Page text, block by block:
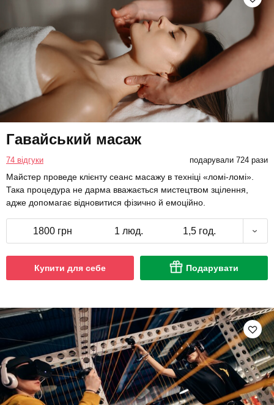
Гавайський масаж
74 відгуки подарували 724 рази
Майстер проведе клієнту сеанс масажу в техніці «ломі-ломі».
Така процедура не дарма вважається мистецтвом зцілення,
адже допомагає відновитися фізично й емоційно.
1800 грн 1 люд. 1,5 год.
Купити для себе Подарувати